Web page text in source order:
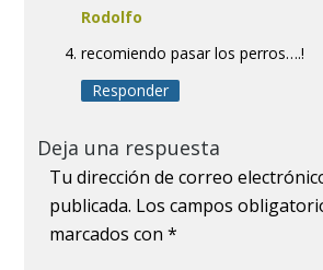
Rodolfo
recomiendo pasar los perros….!
Responder
Deja una respuesta
Tu dirección de correo
publicada. Los campos
marcados con*